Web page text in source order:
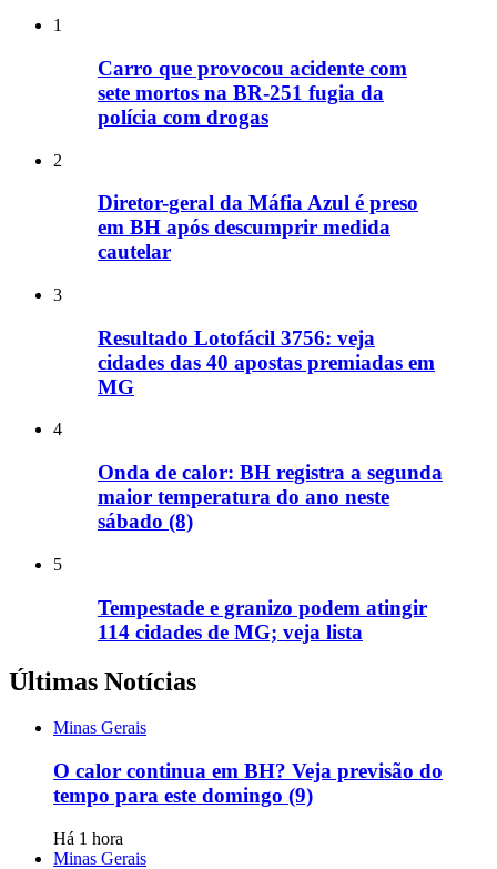
1
Carro que provocou acidente com
sete mortos na BR-251 fugia da
polícia com drogas
2
Diretor-geral da Máfia Azul é preso
em BH após descumprir medida
cautelar
3
Resultado Lotofácil 3756: veja
cidades das 40 apostas premiadas em
MG
4
Onda de calor: BH registra a segunda
maior temperatura do ano neste
sábado (8)
5
Tempestade e granizo podem atingir
114 cidades de MG; veja lista
Últimas Notícias
Minas Gerais
O calor continua em BH? Veja previsão do
tempo para este domingo (9)
Há 1 hora
Minas Gerais